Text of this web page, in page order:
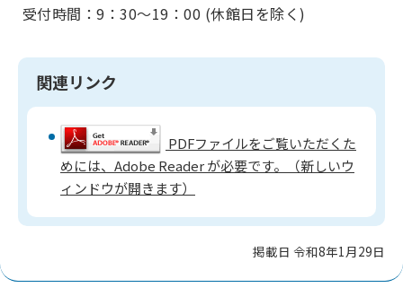
受付時間：9：30～19：00 (休館日を除く)
関連リンク
PDFファイルをご覧いただくた
めには、Adobe Reader が必要です。（新しいウ
ィンドウが開きます）
掲載日 令和8年1月29日